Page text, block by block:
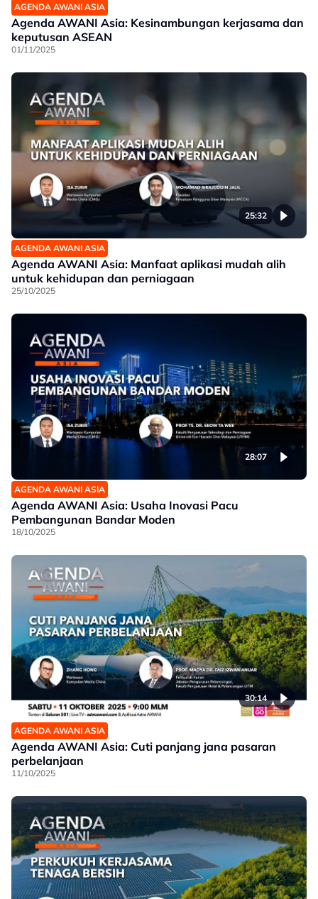
AGENDA AWANI ASIA
Agenda AWANI Asia: Kesinambungan kerjasama dan
keputusan ASEAN
01/11/2025
25:32
AGENDA AWANI ASIA
Agenda AWANI Asia: Manfaat aplikasi mudah alih
untuk kehidupan dan perniagaan
25/10/2025
28:07
AGENDA AWANI ASIA
Agenda AWANI Asia: Usaha Inovasi Pacu
Pembangunan Bandar Moden
18/10/2025
30:14
AGENDA AWANI ASIA
Agenda AWANI Asia: Cuti panjang jana pasaran
perbelanjaan
11/10/2025